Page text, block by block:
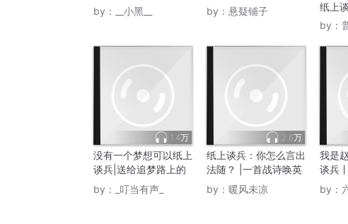
by：
__小黑__
by： 悬疑铺子
纸上
by：
1.4万
没有一个梦想可以纸上
谈兵|送给追梦路上的
你
by： _叮当有声_
2.6万
纸上谈兵：你怎么言出
法随？ |一首战诗唤英
灵，逆转乾坤！
by： 暖风未凉
我是
谈兵
争霸
剧
by：